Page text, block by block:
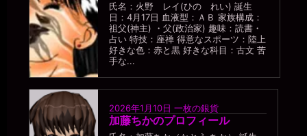
氏名：火野 レイ(ひの れい) 誕生
日：4月17日 血液型：ＡＢ 家族構成：
祖父(神主) ・父(政治家) 趣味：読書・
占い 特技：座禅 得意なスポーツ：陸上
好きな色：赤と黒 好きな科目：古文 苦
手な...
2026年1月10日 一枚の銀貨
加藤ちかのプロフィール